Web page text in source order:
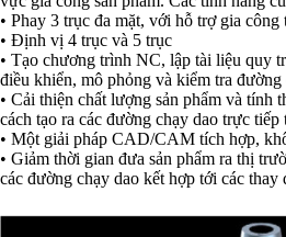
• Phay 3 trục đa mặt, với hỗ trợ gia công
• Định vị 4 trục và 5 trục
• Tạo chương trình NC, lập tài liệu quy
điều khiển, mô phỏng và kiểm tra đường
• Cải thiện chất lượng sản phẩm và tính
cách tạo ra các đường chạy dao trực
• Một giải pháp CAD/CAM tích hợp,
• Giảm thời gian đưa sản phẩm ra thị
các đường chạy dao kết hợp tới các thay